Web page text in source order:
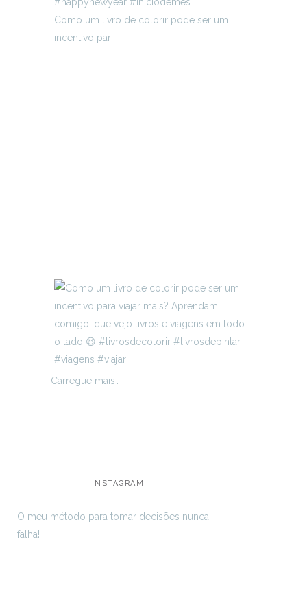
Como um livro de colorir pode ser um
incentivo par
Carregue mais…
INSTAGRAM
O meu método para tomar decisões nunca
falha!